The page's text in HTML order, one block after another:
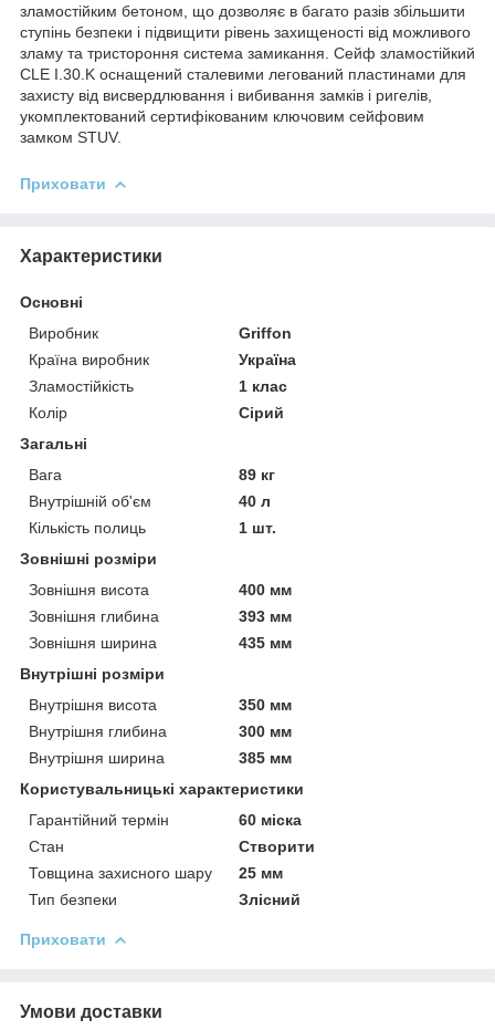
зламостійким бетоном, що дозволяє в багато разів збільшити
ступінь безпеки і підвищити рівень захищеності від можливого
зламу та тристороння система замикання. Сейф зламостійкий
CLE I.30.K оснащений сталевими легований пластинами для
захисту від висвердлювання і вибивання замків і ригелів,
укомплектований сертифікованим ключовим сейфовим
замком STUV.
Приховати
Характеристики
Основні
Виробник
Griffon
Країна виробник
Україна
Зламостійкість
1 клас
Колір
Сірий
Загальні
Вага
89 кг
Внутрішній об'єм
40 л
Кількість полиць
1 шт.
Зовнішні розміри
Зовнішня висота
400 мм
Зовнішня глибина
393 мм
Зовнішня ширина
435 мм
Внутрішні розміри
Внутрішня висота
350 мм
Внутрішня глибина
300 мм
Внутрішня ширина
385 мм
Користувальницькі характеристики
Гарантійний термін
60 міска
Стан
Створити
Товщина захисного шару
25 мм
Тип безпеки
Злісний
Приховати
Умови доставки